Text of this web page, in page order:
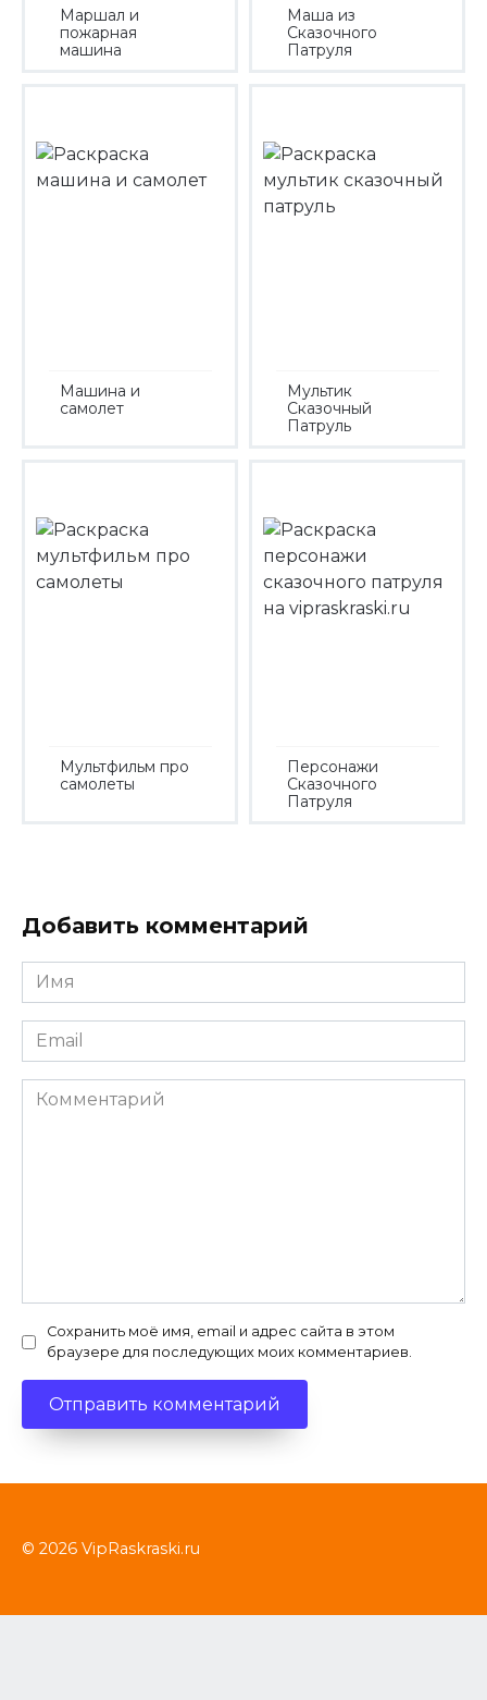
Маршал и
пожарная
машина
Маша из
Сказочного
Патруля
Машина и
самолет
Мультик
Сказочный
Патруль
Мультфильм про
самолеты
Персонажи
Сказочного
Патруля
Добавить комментарий
Имя
*
Email
*
Комментарий
Сохранить моё имя, email и адрес сайта в этом
браузере для последующих моих комментариев.
© 2026 VipRaskraski.ru